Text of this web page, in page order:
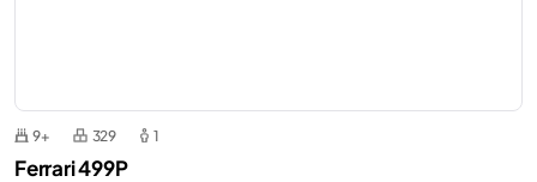
9+ 329 1
Ferrari 499P